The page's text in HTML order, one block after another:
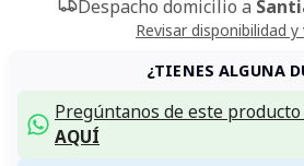
Despacho domicilio a
Revisar disponibilidad y
¿TIENES ALGUNA
Pregúntanos de este
AQUÍ